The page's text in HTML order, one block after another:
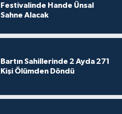
Festivalinde Hande Ünsal
Sahne Alacak
Bartın Sahillerinde 2 Ayda 271
Kişi Ölümden Döndü